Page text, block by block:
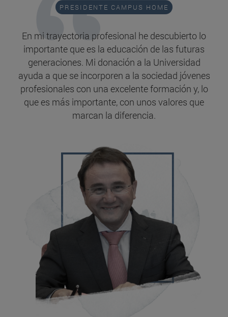
PRESIDENTE CAMPUS HOME
En mi trayectoria profesional he descubierto lo
importante que es la educación de las futuras
generaciones. Mi donación a la Universidad
ayuda a que se incorporen a la sociedad jóvenes
profesionales con una excelente formación y, lo
que es más importante, con unos valores que
marcan la diferencia.